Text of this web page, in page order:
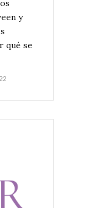
y
qué se